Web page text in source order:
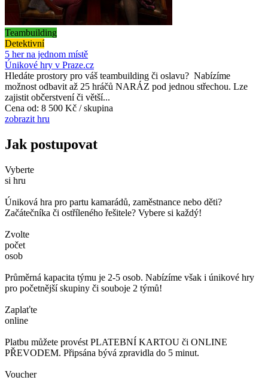
Teambuilding
Detektivní
5 her na jednom místě
Únikové hry v Praze.cz
Hledáte prostory pro váš teambuilding či oslavu? Nabízíme
možnost odbavit až 25 hráčů NARÁZ pod jednou střechou. Lze
zajistit občerstvení či větší...
Cena od: 8 500 Kč / skupina
zobrazit hru
Jak postupovat
Vyberte
si hru
Úniková hra pro partu kamarádů, zaměstnance nebo děti?
Začátečníka či ostříleného řešitele? Vybere si každý!
Zvolte
počet
osob
Průměrná kapacita týmu je 2-5 osob. Nabízíme však i únikové hry
pro početnější skupiny či souboje 2 týmů!
Zaplaťte
online
Platbu můžete provést PLATEBNÍ KARTOU či ONLINE
PŘEVODEM. Připsána bývá zpravidla do 5 minut.
Voucher